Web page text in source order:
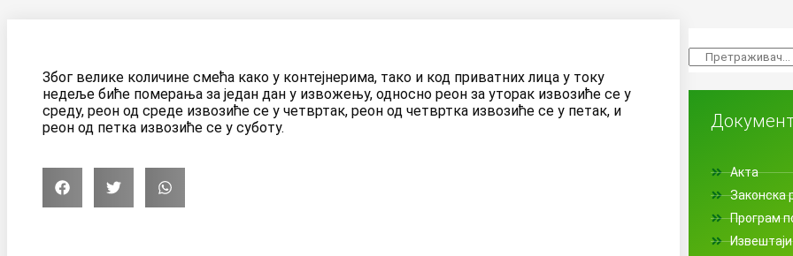
Због велике количине смећа како у контејнерима, тако и код приватних лица у току
недеље биће померања за један дан у извожењу, односно реон за уторак извозиће се у
среду, реон од среде извозиће се у четвртак, реон од четвртка извозиће се у петак, и
реон од петка извозиће се у суботу.
Акта
Законска
Програм